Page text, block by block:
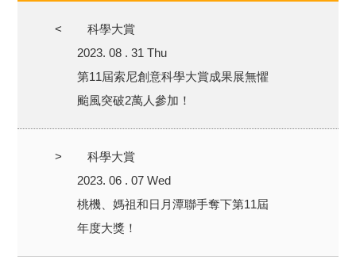
<
科學大賞
2023. 08 . 31 Thu
第11屆索尼創意科學大賞成果展無懼
颱風突破2萬人參加！
>
科學大賞
2023. 06 . 07 Wed
桃機、媽祖和日月潭聯手奪下第11屆
年度大獎！